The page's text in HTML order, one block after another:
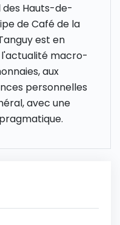
des Hauts-de-
de Café de la
est en
macro-
aux
personnelles
avec une